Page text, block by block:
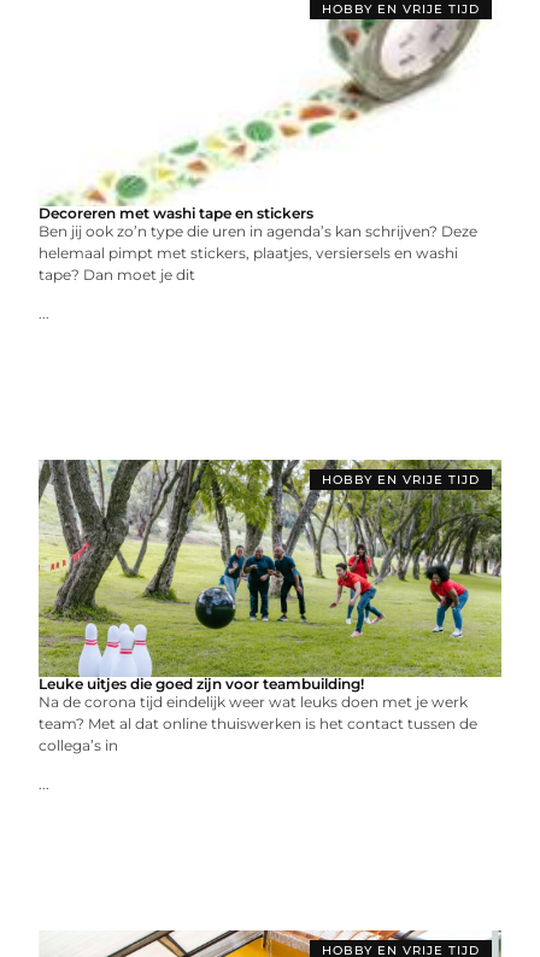
HOBBY EN VRIJE TIJD
Decoreren met washi tape en stickers
Ben jij ook zo’n type die uren in agenda’s kan schrijven? Deze
helemaal pimpt met stickers, plaatjes, versiersels en washi
tape? Dan moet je dit
...
HOBBY EN VRIJE TIJD
Leuke uitjes die goed zijn voor teambuilding!
Na de corona tijd eindelijk weer wat leuks doen met je werk
team? Met al dat online thuiswerken is het contact tussen de
collega’s in
...
HOBBY EN VRIJE TIJD